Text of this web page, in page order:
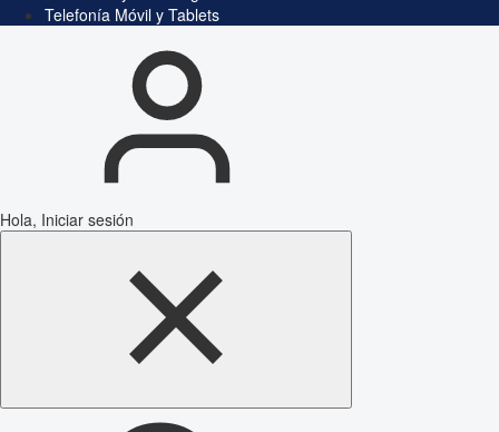
Telefonía Móvil y Tablets
Hola, Iniciar sesión